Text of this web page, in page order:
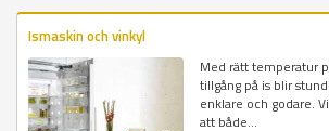
Ismaskin och vinkyl
Med rätt temperatur
tillgång på is blir
enklare och godare.
att både...